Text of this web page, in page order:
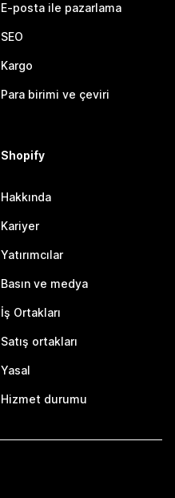
E-posta ile pazarlama
SEO
Kargo
Para birimi ve çeviri
Shopify
Hakkında
Kariyer
Yatırımcılar
Basın ve medya
İş Ortakları
Satış ortakları
Yasal
Hizmet durumu